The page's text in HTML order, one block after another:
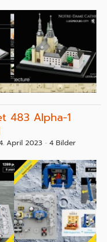
483 Alpha-1
April 2023 4 Bilder